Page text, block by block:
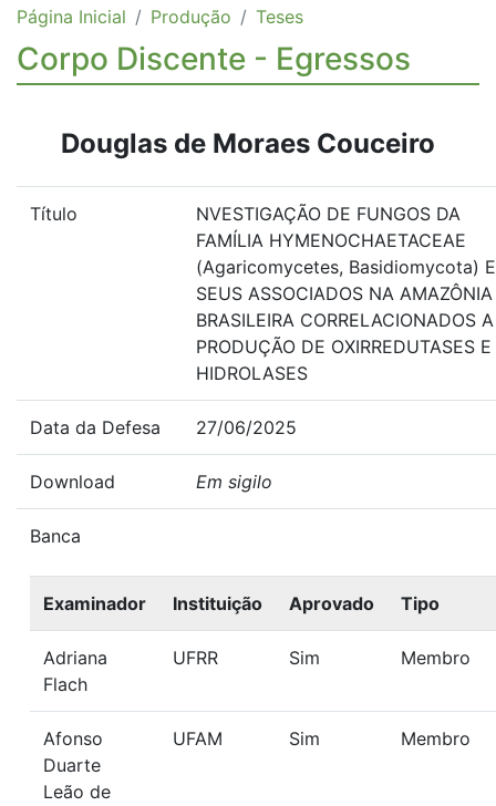
Página Inicial Produção Teses
Corpo Discente - Egressos
Douglas de Moraes Couceiro
Título
NVESTIGAÇÃO DE FUNGOS DA
FAMÍLIA HYMENOCHAETACEAE
(Agaricomycetes, Basidiomycota) E
SEUS ASSOCIADOS NA AMAZÔNIA
BRASILEIRA CORRELACIONADOS A
PRODUÇÃO DE OXIRREDUTASES E
HIDROLASES
Data da Defesa 27/06/2025
Download Em sigilo
Banca
Examinador Instituição Aprovado Tipo
Adriana
Flach
UFRR Sim Membro
Afonso
Duarte
Leão de
UFAM Sim Membro